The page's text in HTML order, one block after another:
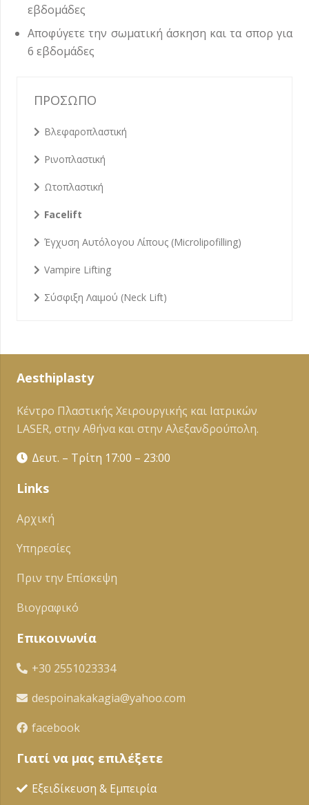
ΠΡΟΣΩΠΟ
Βλεφαροπλαστική
Ρινοπλαστική
Ωτοπλαστική
Facelift
Έγχυση Αυτόλογου Λίπους (Microlipofilling)
Vampire Lifting
Σύσφιξη Λαιμού (Neck Lift)
εβδομάδες
Αποφύγετε την σωματική άσκηση και τα σπορ για
6 εβδομάδες
Aesthiplasty
Κέντρο Πλαστικής Χειρουργικής και Ιατρικών
LASER, στην Αθήνα και στην Αλεξανδρούπολη.
Δευτ. – Τρίτη 17:00 – 23:00
Links
Αρχική
Υπηρεσίες
Πριν την Επίσκεψη
Βιογραφικό
Επικοινωνία
+30 2551023334
despoinakakagia@yahoo.com
facebook
Γιατί να μας επιλέξετε
Εξειδίκευση & Εμπειρία